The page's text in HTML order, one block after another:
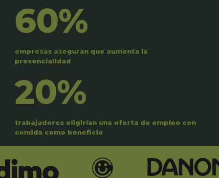
60%
empresas aseguran que aumenta la
presencialidad
20%
trabajadores eligirían una oferta de empleo con
comida como beneficio